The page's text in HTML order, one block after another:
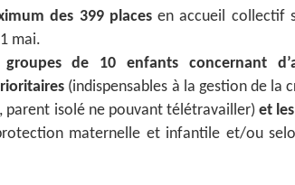
des 399 placesen accueil collectif
mai.
de 10 enfants concernant
(indispensables à la gestion de
parent isolé ne pouvant télétravailler)et
maternelle et infantile et/ou